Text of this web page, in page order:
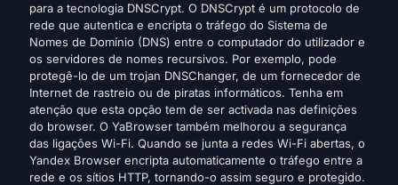
para a tecnologia DNSCrypt. O DNSCrypt é um protocolo de
rede que autentica e encripta o tráfego do Sistema de
Nomes de Domínio (DNS) entre o computador do utilizador e
os servidores de nomes recursivos. Por exemplo, pode
protegê-lo de um trojan DNSChanger, de um fornecedor de
Internet de rastreio ou de piratas informáticos. Tenha em
atenção que esta opção tem de ser activada nas definições
do browser. O YaBrowser também melhorou a segurança
das ligações Wi-Fi. Quando se junta a redes Wi-Fi abertas, o
Yandex Browser encripta automaticamente o tráfego entre a
rede e os sítios HTTP, tornando-o assim seguro e protegido.